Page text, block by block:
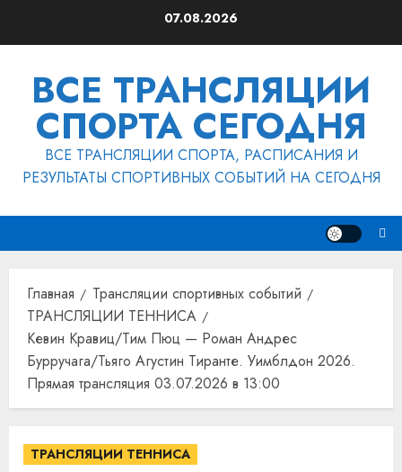
07.08.2026
ВСЕ ТРАНСЛЯЦИИ
СПОРТА СЕГОДНЯ
ВСЕ ТРАНСЛЯЦИИ СПОРТА, РАСПИСАНИЯ И
РЕЗУЛЬТАТЫ СПОРТИВНЫХ СОБЫТИЙ НА СЕГОДНЯ
Главная
Трансляции спортивных событий
ТРАНСЛЯЦИИ ТЕННИСА
Кевин Кравиц/Тим Пюц — Роман Андрес
Бурручага/Тьяго Агустин Тиранте. Уимблдон 2026.
Прямая трансляция 03.07.2026 в 13:00
ТРАНСЛЯЦИИ ТЕННИСА